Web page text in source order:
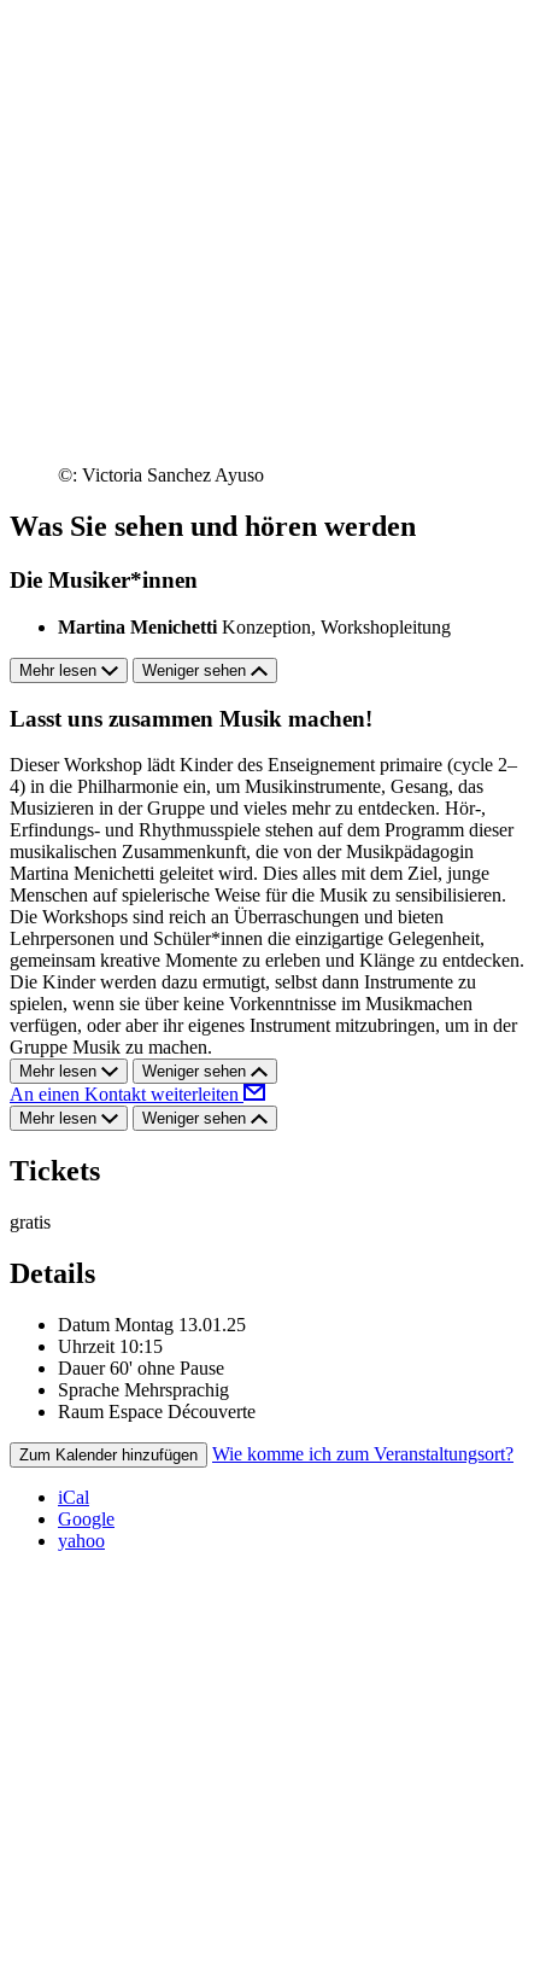
©: Victoria Sanchez Ayuso
Was Sie sehen und hören werden
Die Musiker*innen
Martina Menichetti Konzeption, Workshopleitung
Mehr lesen Weniger sehen
Lasst uns zusammen Musik machen!
Dieser Workshop lädt Kinder des Enseignement primaire (cycle 2–
4) in die Philharmonie ein, um Musikinstrumente, Gesang, das
Musizieren in der Gruppe und vieles mehr zu entdecken. Hör-,
Erfindungs- und Rhythmusspiele stehen auf dem Programm dieser
musikalischen Zusammenkunft, die von der Musikpädagogin
Martina Menichetti geleitet wird. Dies alles mit dem Ziel, junge
Menschen auf spielerische Weise für die Musik zu sensibilisieren.
Die Workshops sind reich an Überraschungen und bieten
Lehrpersonen und Schüler*innen die einzigartige Gelegenheit,
gemeinsam kreative Momente zu erleben und Klänge zu entdecken.
Die Kinder werden dazu ermutigt, selbst dann Instrumente zu
spielen, wenn sie über keine Vorkenntnisse im Musikmachen
verfügen, oder aber ihr eigenes Instrument mitzubringen, um in der
Gruppe Musik zu machen.
Mehr lesen Weniger sehen
An einen Kontakt weiterleiten
Mehr lesen Weniger sehen
Tickets
gratis
Details
Datum Montag 13.01.25
Uhrzeit 10:15
Dauer 60' ohne Pause
Sprache Mehrsprachig
Raum Espace Découverte
Zum Kalender hinzufügen Wie komme ich zum Veranstaltungsort?
iCal
Google
yahoo